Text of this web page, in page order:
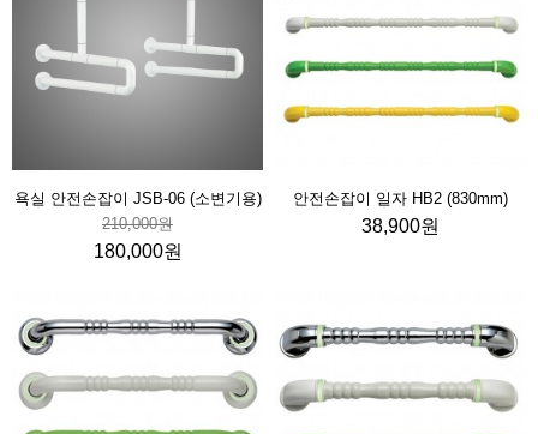
욕실 안전손잡이 JSB-06 (소변기용)
210,000원
180,000원
안전손잡이 일자 HB2 (830mm)
38,900원